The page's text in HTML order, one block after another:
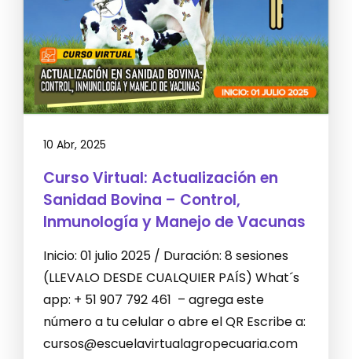
10 Abr, 2025
Curso Virtual: Actualización en
Sanidad Bovina – Control,
Inmunología y Manejo de Vacunas
Inicio: 01 julio 2025 / Duración: 8 sesiones
(LLEVALO DESDE CUALQUIER PAÍS) What´s
app: + 51 907 792 461 – agrega este
número a tu celular o abre el QR Escribe a:
cursos@escuelavirtualagropecuaria.com